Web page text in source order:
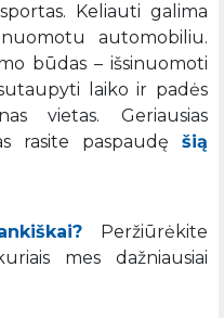
Keliauti galima
automobiliu.
būdas – išsinuomoti
laiko ir padės
vietas. Geriausias
rasite paspaudę šią
Peržiūrėkite
mes dažniausiai